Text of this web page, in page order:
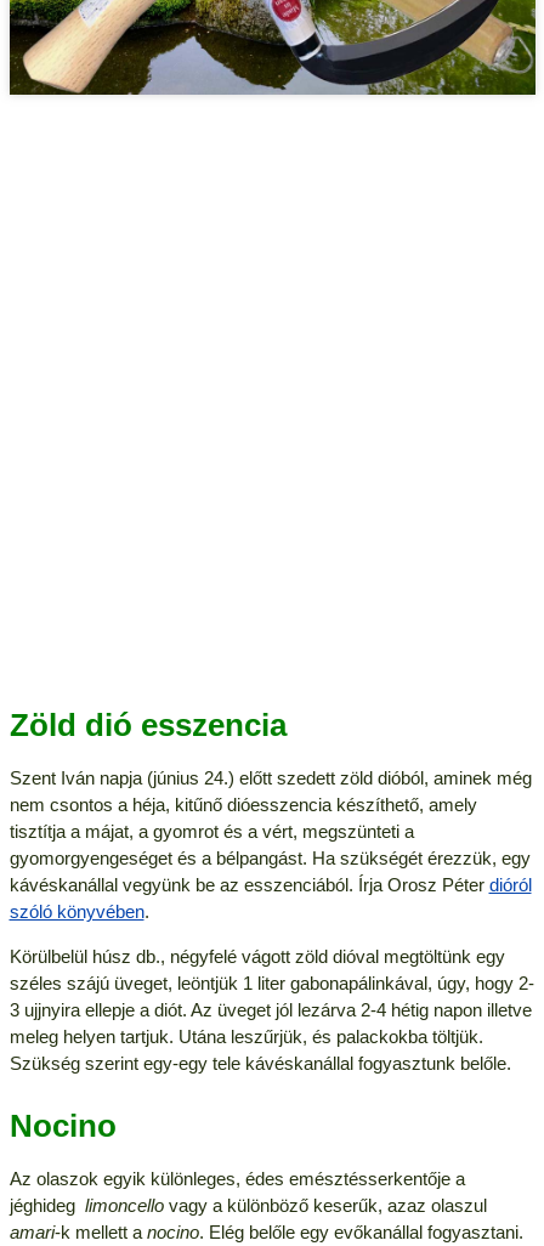
Zöld dió esszencia
Szent Iván napja (június 24.) előtt szedett zöld dióból, aminek még
nem csontos a héja, kitűnő dióesszencia készíthető, amely
tisztítja a májat, a gyomrot és a vért, megszünteti a
gyomorgyengeséget és a bélpangást. Ha szükségét érezzük, egy
kávéskanállal vegyünk be az esszenciából. Írja Orosz Péter dióról
szóló könyvében.
Körülbelül húsz db., négyfelé vágott zöld dióval megtöltünk egy
széles szájú üveget, leöntjük 1 liter gabonapálinkával, úgy, hogy 2-
3 ujjnyira ellepje a diót. Az üveget jól lezárva 2-4 hétig napon illetve
meleg helyen tartjuk. Utána leszűrjük, és palackokba töltjük.
Szükség szerint egy-egy tele kávéskanállal fogyasztunk belőle.
Nocino
Az olaszok egyik különleges, édes emésztésserkentője a
jéghideg limoncellovagy a különböző keserűk, azaz olaszul
amari-k mellett a nocino. Elég belőle egy evőkanállal fogyasztani.